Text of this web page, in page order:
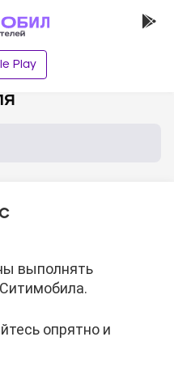
Play
выполнять
опрятно и